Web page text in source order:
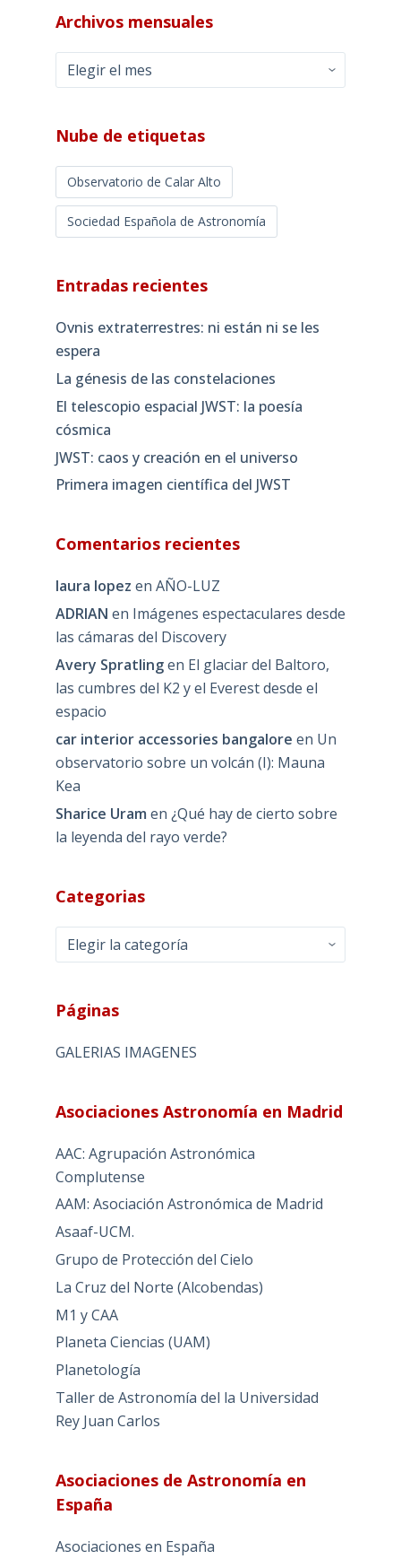
Archivos mensuales
Archivos
mensuales
Nube de etiquetas
Observatorio de Calar Alto
Sociedad Española de Astronomía
Entradas recientes
Ovnis extraterrestres: ni están ni se les
espera
La génesis de las constelaciones
El telescopio espacial JWST: la poesía
cósmica
JWST: caos y creación en el universo
Primera imagen científica del JWST
Comentarios recientes
laura lopez en AÑO-LUZ
ADRIAN en Imágenes espectaculares desde
las cámaras del Discovery
Avery Spratlingen El glaciar del Baltoro,
las cumbres del K2 y el Everest desde el
espacio
car interior accessories bangalore en Un
observatorio sobre un volcán (I): Mauna
Kea
Sharice Uram en ¿Qué hay de cierto sobre
la leyenda del rayo verde?
Categorias
Categorias
Páginas
GALERIAS IMAGENES
Asociaciones Astronomía en Madrid
AAC: Agrupación Astronómica
Complutense
AAM: Asociación Astronómica de Madrid
Asaaf-UCM.
Grupo de Protección del Cielo
La Cruz del Norte (Alcobendas)
M1 y CAA
Planeta Ciencias (UAM)
Planetología
Taller de Astronomía del la Universidad
Rey Juan Carlos
Asociaciones de Astronomía en
España
Asociaciones en España